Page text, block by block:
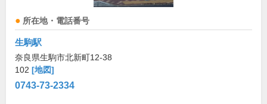
所在地・電話番号
生駒駅
奈良県生駒市北新町12-38
102 [地図]
0743-73-2334